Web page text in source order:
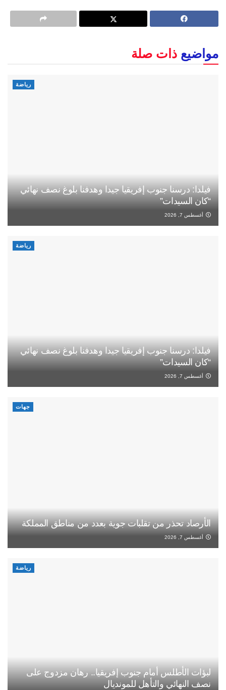
مواضيع ذات صلة
رياضة
فيلدا: درسنا جنوب إفريقيا جيدا وهدفنا بلوغ نصف نهائي
“كان السيدات”
أغسطس 7, 2026
رياضة
فيلدا: درسنا جنوب إفريقيا جيدا وهدفنا بلوغ نصف نهائي
“كان السيدات”
أغسطس 7, 2026
جهات
الأرصاد تحذر من تقلبات جوية بعدد من مناطق المملكة
أغسطس 7, 2026
رياضة
لبؤات الأطلس أمام جنوب إفريقيا.. رهان مزدوج على
نصف النهائي والتأهل للمونديال